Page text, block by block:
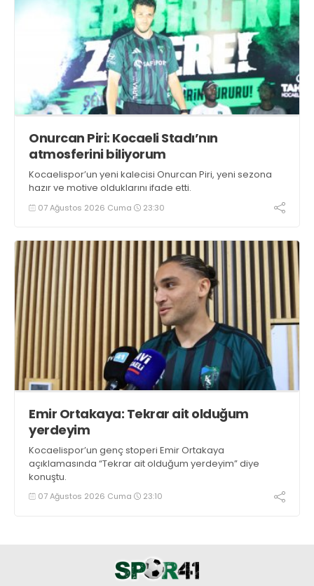
Onurcan Piri: Kocaeli Stadı’nın
atmosferini biliyorum
Kocaelispor’un yeni kalecisi Onurcan Piri, yeni sezona
hazır ve motive olduklarını ifade etti.
07 Ağustos 2026 Cuma 23:30
Emir Ortakaya: Tekrar ait olduğum
yerdeyim
Kocaelispor’un genç stoperi Emir Ortakaya
açıklamasında “Tekrar ait olduğum yerdeyim” diye
konuştu.
07 Ağustos 2026 Cuma 23:10